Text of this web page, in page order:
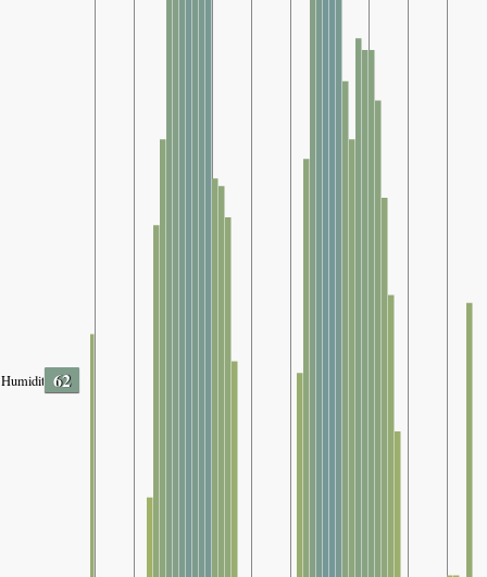
Humidity 62